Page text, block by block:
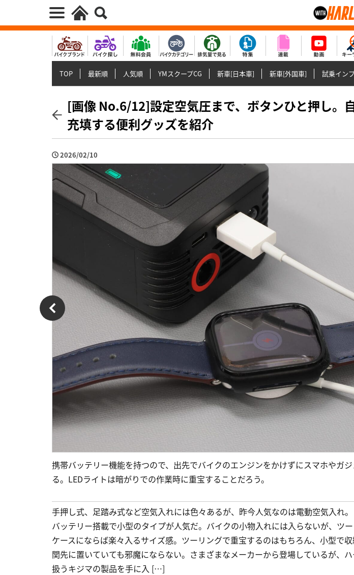
TOP 最新順 人気順 YMスクープCG 新車[日本車] 新車[外国車] 試乗イン
[画像 No.6/12]設定空気圧まで、ボタンひと押し。
充填する便利グッズを紹介
2026/02/10
携帯バッテリー機能を持つので、出先でバイクのエンジンをかけずにスマホやガ
る。LEDライトは暗がりでの作業時に重宝することだろう。
手押し式、足踏み式など空気入れには色々あるが、昨今人気なのは電動空気入れ
バッテリー搭載で小型のタイプが人気だ。バイクの小物入れには入らないが、ツ
ケースにならば楽々入るサイズ感。ツーリングで重宝するのはもちろん、小型で
関先に置いていても邪魔にならない。さまざまなメーカーから登場しているが、
扱うキジマの製品を手に入 […]